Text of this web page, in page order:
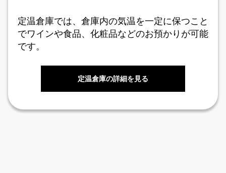
定温倉庫では、倉庫内の気温を一定に保つこと
でワインや食品、化粧品などのお預かりが可能
です。
定温倉庫の詳細を見る